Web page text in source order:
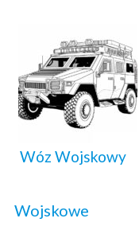
Wóz Wojskowy
Wojskowe